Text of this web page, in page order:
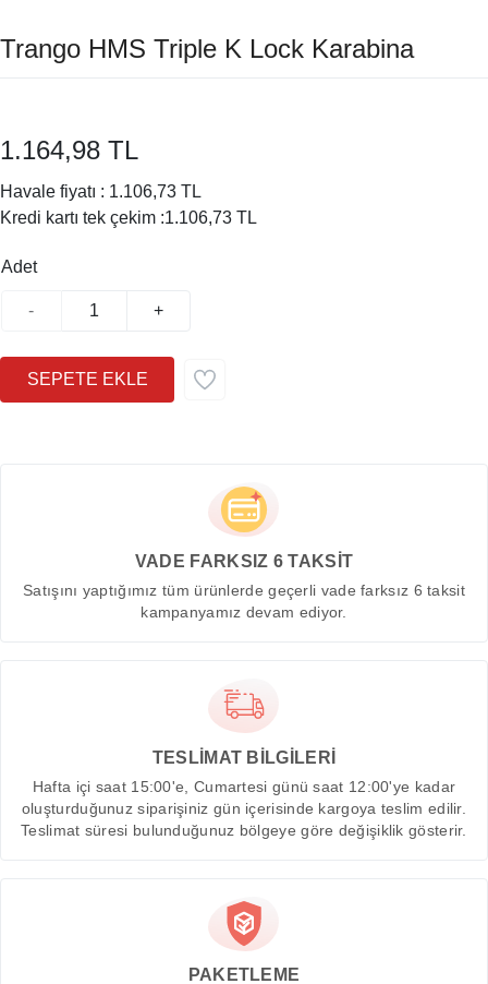
Trango HMS Triple K Lock Karabina
1.164,98 TL
Havale fiyatı : 1.106,73 TL
Kredi kartı tek çekim :1.106,73 TL
Adet
- +
VADE FARKSIZ 6 TAKSİT
Satışını yaptığımız tüm ürünlerde geçerli vade farksız 6 taksit
kampanyamız devam ediyor.
TESLİMAT BİLGİLERİ
Hafta içi saat 15:00'e, Cumartesi günü saat 12:00'ye kadar
oluşturduğunuz siparişiniz gün içerisinde kargoya teslim edilir.
Teslimat süresi bulunduğunuz bölgeye göre değişiklik gösterir.
PAKETLEME